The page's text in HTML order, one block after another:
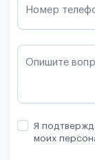
Номер
Опишите
Я
моих